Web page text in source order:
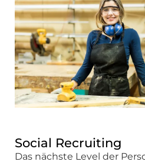
Social Recruiting
Das nächste Level der